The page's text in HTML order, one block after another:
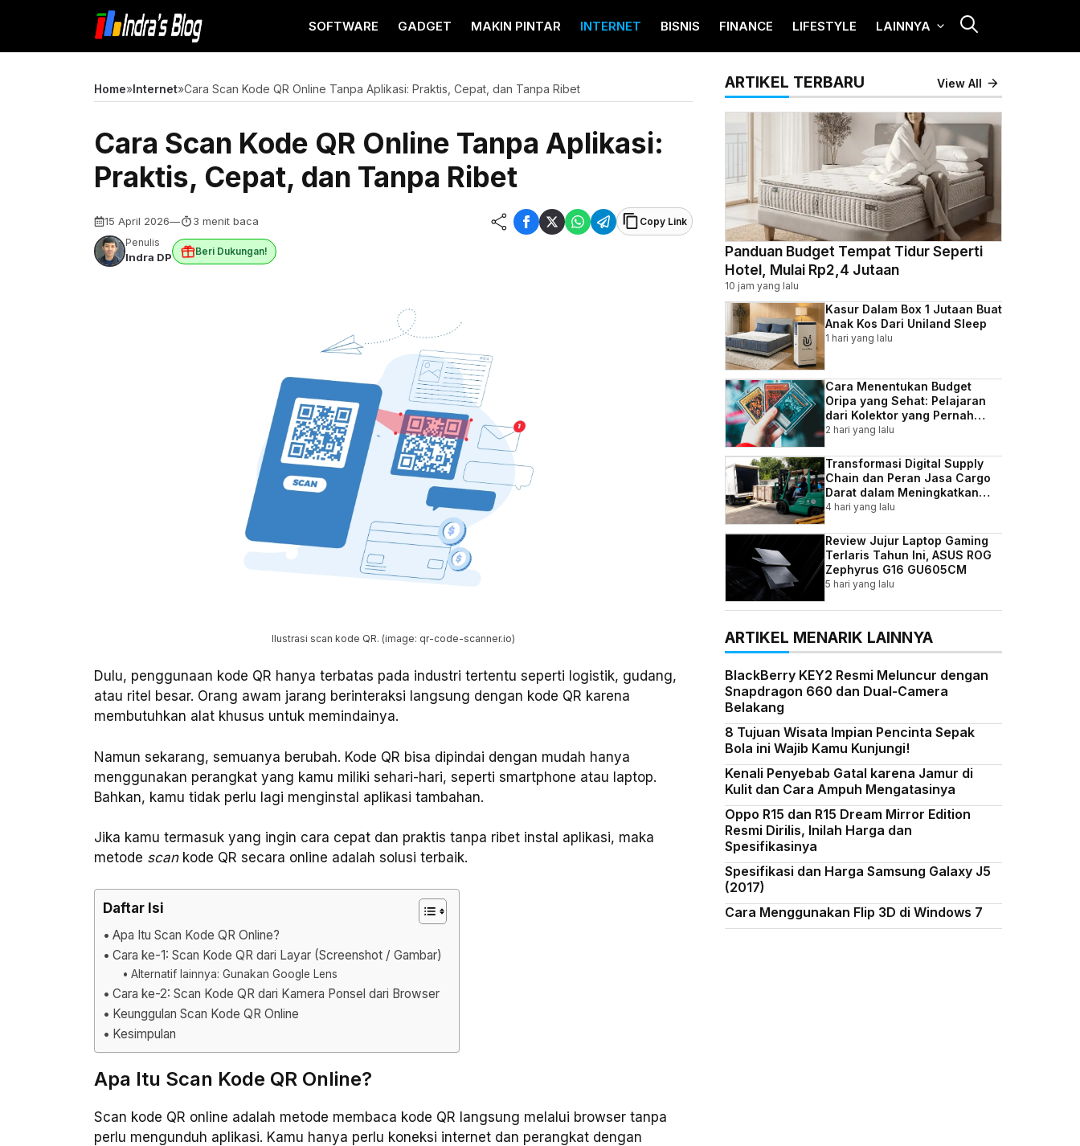
isi
SOFTWARE GADGET MAKIN PINTAR INTERNET BISNIS FINANCE LIFESTYLE LAINNYA
Home»Internet»Cara Scan Kode QR Online Tanpa Aplikasi: Praktis, Cepat, dan Tanpa Ribet
Cara Scan Kode QR Online Tanpa Aplikasi:
Praktis, Cepat, dan Tanpa Ribet
15 April 2026— 3 menit baca
Copy Link
Penulis
Indra DP Beri Dukungan!
Ilustrasi scan kode QR. (image: qr-code-scanner.io)
Dulu, penggunaan kode QR hanya terbatas pada industri tertentu seperti logistik, gudang,
atau ritel besar. Orang awam jarang berinteraksi langsung dengan kode QR karena
membutuhkan alat khusus untuk memindainya.
Namun sekarang, semuanya berubah. Kode QR bisa dipindai dengan mudah hanya
menggunakan perangkat yang kamu miliki sehari-hari, seperti smartphone atau laptop.
Bahkan, kamu tidak perlu lagi menginstal aplikasi tambahan.
Jika kamu termasuk yang ingin cara cepat dan praktis tanpa ribet instal aplikasi, maka
metode scankode QR secara online adalah solusi terbaik.
Daftar Isi
Apa Itu Scan Kode QR Online?
Cara ke-1: Scan Kode QR dari Layar (Screenshot / Gambar)
Alternatif lainnya: Gunakan Google Lens
Cara ke-2: Scan Kode QR dari Kamera Ponsel dari Browser
Keunggulan Scan Kode QR Online
Kesimpulan
Apa Itu Scan Kode QR Online?
Scan kode QR online adalah metode membaca kode QR langsung melalui browser tanpa
perlu mengunduh aplikasi. Kamu hanya perlu koneksi internet dan perangkat dengan
ARTIKEL TERBARU View All
Panduan Budget Tempat Tidur Seperti
Hotel, Mulai Rp2,4 Jutaan
10 jam yang lalu
Kasur Dalam Box 1 Jutaan Buat
Anak Kos Dari Uniland Sleep
1 hari yang lalu
Cara Menentukan Budget
Oripa yang Sehat: Pelajaran
dari Kolektor yang Pernah
Kebablasan
2 hari yang lalu
Transformasi Digital Supply
Chain dan Peran Jasa Cargo
Darat dalam Meningkatkan
Efisiensi Bisnis Indonesia
4 hari yang lalu
Review Jujur Laptop Gaming
Terlaris Tahun Ini, ASUS ROG
Zephyrus G16 GU605CM
5 hari yang lalu
ARTIKEL MENARIK LAINNYA
BlackBerry KEY2 Resmi Meluncur dengan
Snapdragon 660 dan Dual-Camera
Belakang
8 Tujuan Wisata Impian Pencinta Sepak
Bola ini Wajib Kamu Kunjungi!
Kenali Penyebab Gatal karena Jamur di
Kulit dan Cara Ampuh Mengatasinya
Oppo R15 dan R15 Dream Mirror Edition
Resmi Dirilis, Inilah Harga dan
Spesifikasinya
Spesifikasi dan Harga Samsung Galaxy J5
(2017)
Cara Menggunakan Flip 3D di Windows 7